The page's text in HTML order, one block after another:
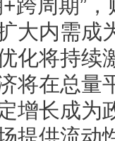
跨周期”
大内需成
化将持续
将在总量
增长成为